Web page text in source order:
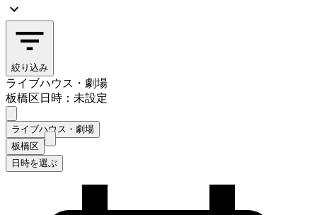
絞り込み
ライブハウス・劇場
板橋区日時：未設定
ライブハウス・劇場
板橋区
日時を選ぶ